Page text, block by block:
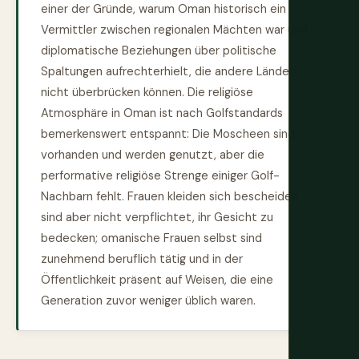
einer der Gründe, warum Oman historisch ein
Vermittler zwischen regionalen Mächten war und
diplomatische Beziehungen über politische
Spaltungen aufrechterhielt, die andere Länder
nicht überbrücken können. Die religiöse
Atmosphäre in Oman ist nach Golfstandards
bemerkenswert entspannt: Die Moscheen sind
vorhanden und werden genutzt, aber die
performative religiöse Strenge einiger Golf-
Nachbarn fehlt. Frauen kleiden sich bescheiden,
sind aber nicht verpflichtet, ihr Gesicht zu
bedecken; omanische Frauen selbst sind
zunehmend beruflich tätig und in der
Öffentlichkeit präsent auf Weisen, die eine
Generation zuvor weniger üblich waren.